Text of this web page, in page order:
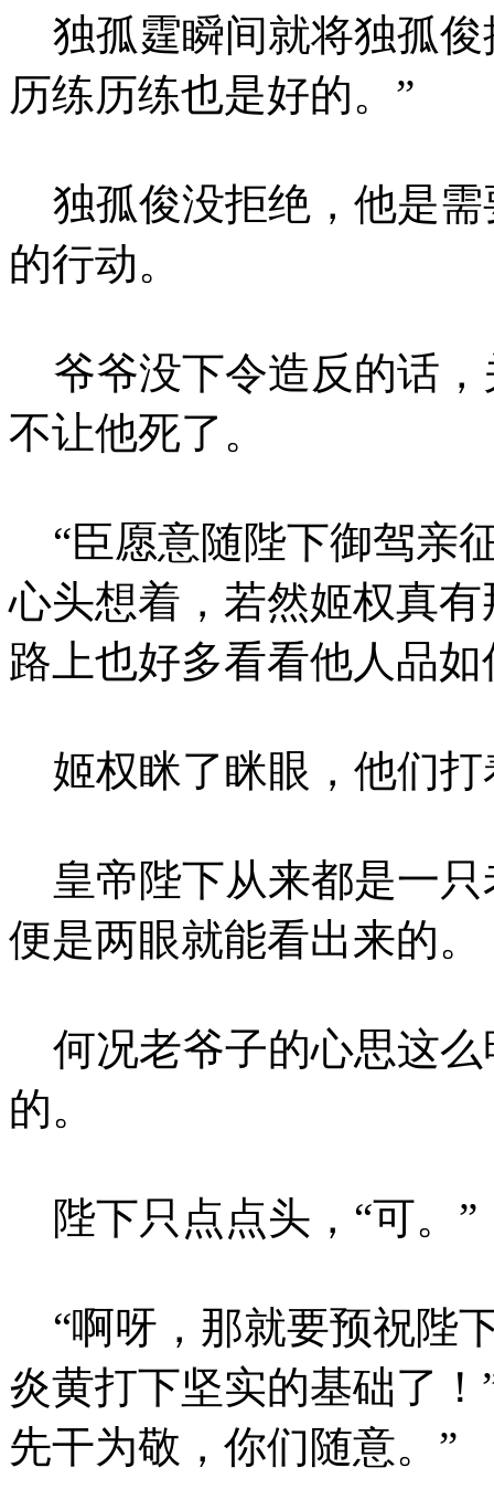
独孤霆瞬间就将独孤俊
历练历练也是好的。”
独孤俊没拒绝，他是需
的行动。
爷爷没下令造反的话，
不让他死了。
“臣愿意随陛下御驾亲
心头想着，若然姬权真
路上也好多看看他人品
姬权眯了眯眼，他们打
皇帝陛下从来都是一
便是两眼就能看出来的。
何况老爷子的心思这么
的。
陛下只点点头，“可。”
“啊呀，那就要预祝陛
炎黄打下坚实的基础了
先干为敬，你们随意。”